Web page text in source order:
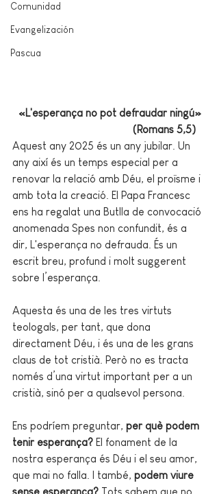
Comunidad
Evangelización
Pascua
«L'esperança no pot defraudar ningú»
				(Romans 5,5)
Aquest any 2025 és un any jubilar. Un
any així és un temps especial per a
renovar la relació amb Déu, el proïsme i
amb tota la creació. El Papa Francesc
ens ha regalat una Butlla de convocació
anomenada Spes non confundit, és a
dir, L'esperança no defrauda. És un
escrit breu, profund i molt suggerent
sobre l’esperança.
Aquesta és una de les tres virtuts
teologals, per tant, que dona
directament Déu, i és una de les grans
claus de tot cristià. Però no es tracta
només d’una virtut important per a un
cristià, sinó per a qualsevol persona.
Ens podríem preguntar, per què podem
tenir esperança? El fonament de la
nostra esperança és Déu i el seu amor,
que mai no falla. I també, podem viure